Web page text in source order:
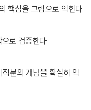
핵심을 그림으로 익힌다
로 검증한다
분의 개념을 확실히 익